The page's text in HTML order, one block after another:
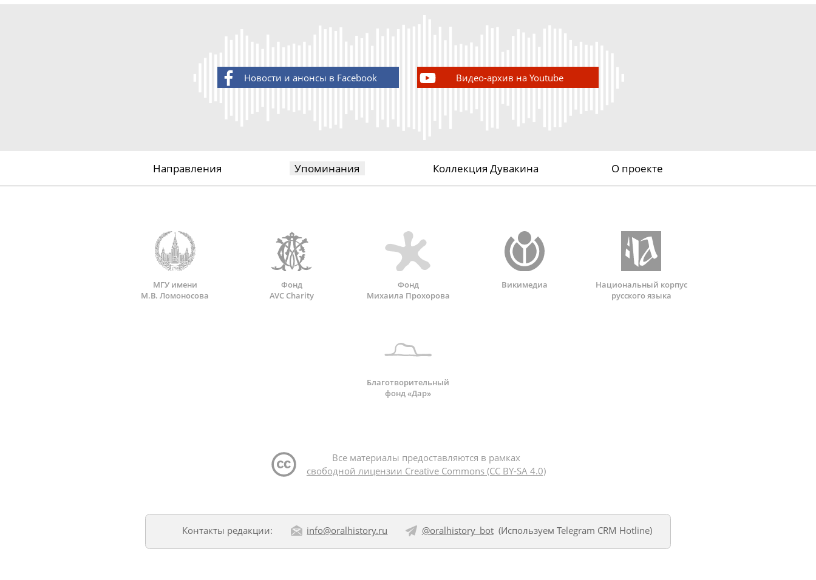
Новости и анонсы в Facebook Видео-архив на Youtube
Направления Упоминания Коллекция Дувакина О проекте
МГУ имени
М.В. Ломоносова
Фонд
AVC Charity
Фонд
Михаила Прохорова
Викимедиа
Национальный корпус
русского языка
Благотворительный
фонд «Дар»
Все материалы предоставляются в рамках
свободной лицензии Creative Commons (CC BY-SA 4.0)
Контакты редакции: info@oralhistory.ru @oralhistory_bot(Используем Telegram CRM Hotline)